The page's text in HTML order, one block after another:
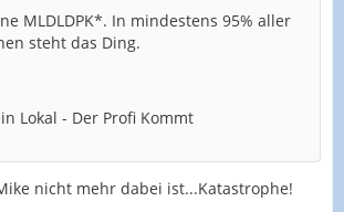
MLDLDPK*. In mindestens 95% aller
steht das Ding.
Lokal - Der Profi Kommt
nicht mehr dabei ist...Katastrophe!